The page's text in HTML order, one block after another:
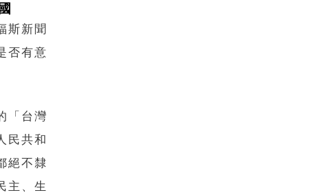
斯新聞
否有意
「台灣
民共和
絕不隸
主、生